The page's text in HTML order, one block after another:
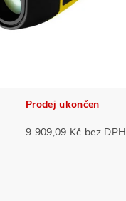
Prodej ukončen
9 909,09 Kč bez DPH